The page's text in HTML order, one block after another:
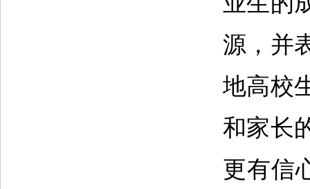
源，并
地高校
和家长
更有信